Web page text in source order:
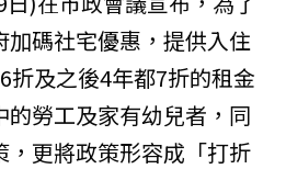
加碼社宅優惠，提供入住
折及之後4年都7折的租金
勞工及家有幼兒者，同
，更將政策形容成「打折